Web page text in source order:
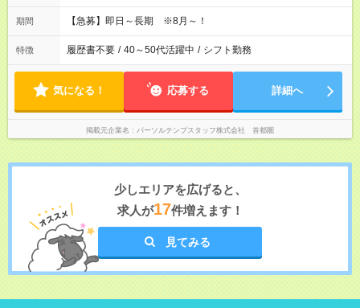
～3のシフトがバランスよく設定されます！(月7回ずつ程度)
期間 【急募】即日～長期 ※8月～！
特徴 履歴書不要 / 40～50代活躍中 / シフト勤務
気になる！ 応募する 詳細へ
掲載元企業名 パーソルテンプスタッフ株式会社 首都圏
少しエリアを広げると、
求人が17件増えます！
見てみる